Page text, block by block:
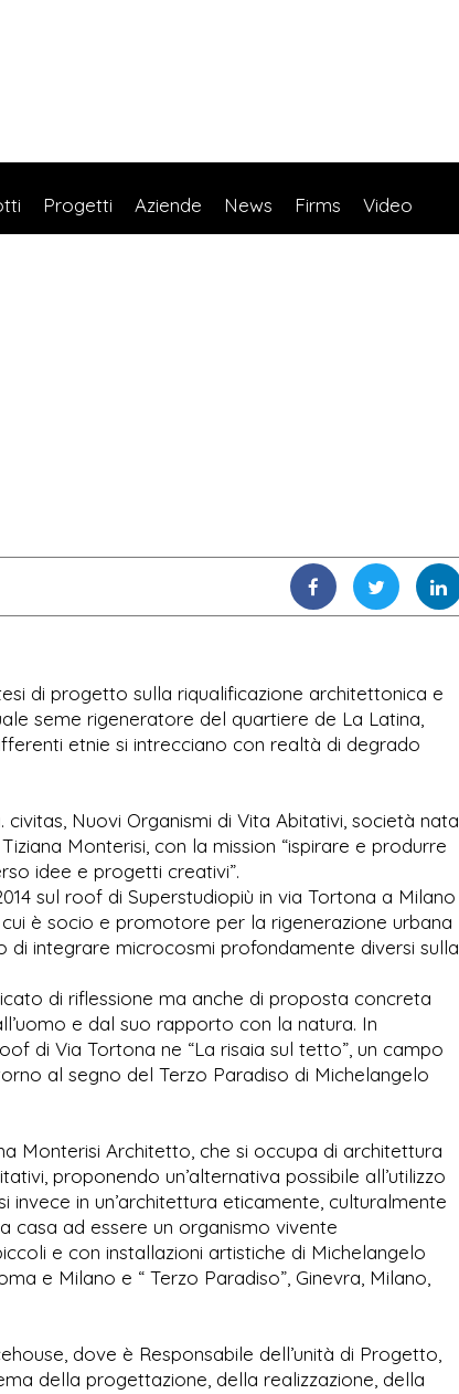
Progetti Aziende News Firms Video
di progetto sulla riqualificazione architettonica e
seme rigeneratore del quartiere de La Latina,
etnie si intrecciano con realtà di degrado
civitas, Nuovi Organismi di Vita Abitativi, società nata
Monterisi, con la mission “ispirare e produrre
idee e progetti creativi”.
sul roof di Superstudiopiù in via Tortona a Milano
è socio e promotore per la rigenerazione urbana
integrare microcosmi profondamente diversi sulla
di riflessione ma anche di proposta concreta
e dal suo rapporto con la natura. In
di Via Tortona ne “La risaia sul tetto”, un campo
al segno del Terzo Paradiso di Michelangelo
Monterisi Architetto, che si occupa di architettura
proponendo un’alternativa possibile all’utilizzo
in un’architettura eticamente, culturalmente
casa ad essere un organismo vivente
e con installazioni artistiche di Michelangelo
e Milano e “ Terzo Paradiso”, Ginevra, Milano,
dove è Responsabile dell’unità di Progetto,
della progettazione, della realizzazione, della